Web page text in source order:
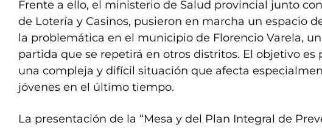
Frente a ello, el ministerio de Salud provincial junto
de Lotería y Casinos, pusieron en marcha un espacio
la problemática en el municipio de Florencio Varela,
partida que se repetirá en otros distritos. El objetivo es
una compleja y difícil situación que afecta
jóvenes en el último tiempo.
La presentación de la “Mesa y del Plan Integral de